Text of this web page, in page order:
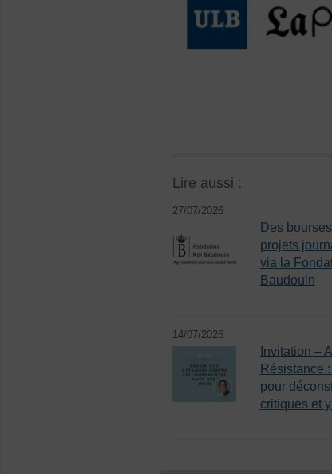
Lire aussi :
27/07/2026
Des
projets
via la
Baudouin
14/07/2026
Invitation –
Résistance
pour
critiques et